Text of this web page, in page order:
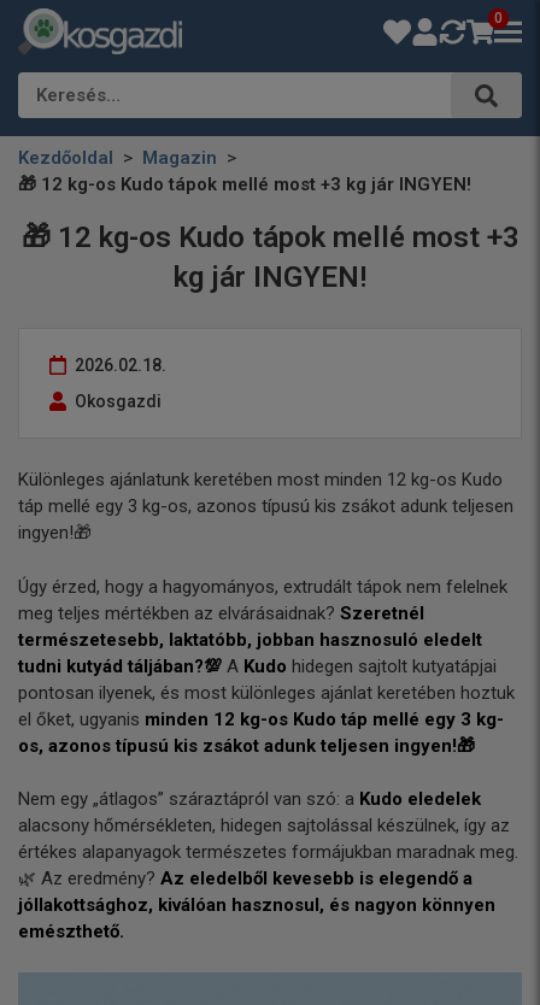
0
Keresés…
Kezdőoldal
Magazin
🎁 12 kg-os Kudo tápok mellé most +3 kg jár INGYEN!
🎁 12 kg-os Kudo tápok mellé most +3
kg jár INGYEN!
2026.02.18.
Okosgazdi
Különleges ajánlatunk keretében most minden 12 kg-os Kudo
táp mellé egy 3 kg-os, azonos típusú kis zsákot adunk teljesen
ingyen!🎁
Úgy érzed, hogy a hagyományos, extrudált tápok nem felelnek
meg teljes mértékben az elvárásaidnak? Szeretnél
természetesebb, laktatóbb, jobban hasznosuló eledelt
tudni kutyád táljában?💯 A Kudo hidegen sajtolt kutyatápjai
pontosan ilyenek, és most különleges ajánlat keretében hoztuk
el őket, ugyanis minden 12 kg-os Kudo táp mellé egy 3 kg-
os, azonos típusú kis zsákot adunk teljesen ingyen!🎁
Nem egy „átlagos” száraztápról van szó: a Kudo eledelek
alacsony hőmérsékleten, hidegen sajtolással készülnek, így az
értékes alapanyagok természetes formájukban maradnak meg.
🌿 Az eredmény? Az eledelből kevesebb is elegendő a
jóllakottsághoz, kiválóan hasznosul, és nagyon könnyen
emészthető.